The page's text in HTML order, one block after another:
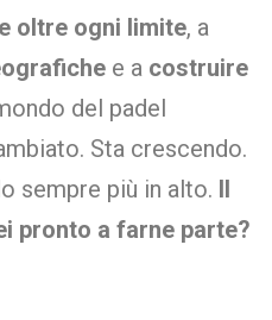
oltre ogni limite, a
e a costruire
del padel
Sta crescendo.
sempre più in alto. Il
pronto a farne parte?